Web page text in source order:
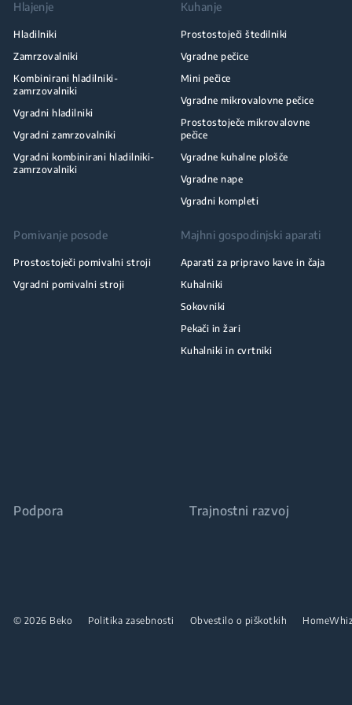
Hlajenje
Hladilniki
Zamrzovalniki
Kombinirani hladilniki-
zamrzovalniki
Vgradni hladilniki
Vgradni zamrzovalniki
Vgradni kombinirani hladilniki-
zamrzovalniki
Kuhanje
Prostostoječi štedilniki
Vgradne pečice
Mini pečice
Vgradne mikrovalovne pečice
Prostostoječe mikrovalovne
pečice
Vgradne kuhalne plošče
Vgradne nape
Vgradni kompleti
Pomivanje posode
Prostostoječi pomivalni stroji
Vgradni pomivalni stroji
Majhni gospodinjski aparati
Aparati za pripravo kave in čaja
Kuhalniki
Sokovniki
Pekači in žari
Kuhalniki in cvrtniki
Podpora Trajnostni razvoj
© 2026 Beko Politika zasebnosti Obvestilo o piškotkih